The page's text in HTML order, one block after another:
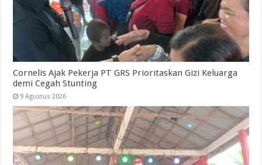
Cornelis Ajak Pekerja PT GRS Prioritaskan Gizi Keluarga
demi Cegah Stunting
9 Agustus 2026